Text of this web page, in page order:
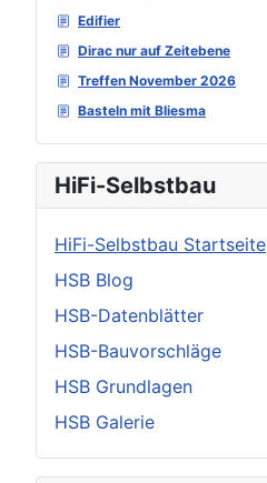
Edifier
Dirac nur auf Zeitebene
Treffen November 2026
Basteln mit Bliesma
HiFi-Selbstbau
HiFi-Selbstbau Startseite
HSB Blog
HSB-Datenblätter
HSB-Bauvorschläge
HSB Grundlagen
HSB Galerie